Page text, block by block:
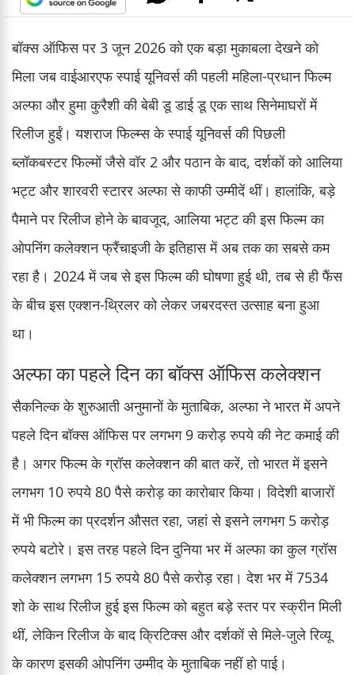
बॉक्स ऑफिस पर 3 जून 2026 को एक बड़ा मुकाबला देखने को
मिला जब वाईआरएफ स्पाई यूनिवर्स की पहली महिला-प्रधान फिल्म
अल्फा और हुमा कुरैशी की बेबी डू डाई डू एक साथ सिनेमाघरों में
रिलीज हुईं। यशराज फिल्म्स के स्पाई यूनिवर्स की पिछली
ब्लॉकबस्टर फिल्मों जैसे वॉर 2 और पठान के बाद, दर्शकों को आलिया
भट्ट और शारवरी स्टारर अल्फा से काफी उम्मीदें थीं। हालांकि, बड़े
पैमाने पर रिलीज होने के बावजूद, आलिया भट्ट की इस फिल्म का
ओपनिंग कलेक्शन फ्रैंचाइजी के इतिहास में अब तक का सबसे कम
रहा है। 2024 में जब से इस फिल्म की घोषणा हुई थी, तब से ही फैंस
के बीच इस एक्शन-थ्रिलर को लेकर जबरदस्त उत्साह बना हुआ
था।
अल्फा का पहले दिन का बॉक्स ऑफिस कलेक्शन
सैकनिल्क के शुरुआती अनुमानों के मुताबिक, अल्फा ने भारत में अपने
पहले दिन बॉक्स ऑफिस पर लगभग 9 करोड़ रुपये की नेट कमाई की
है। अगर फिल्म के ग्रॉस कलेक्शन की बात करें, तो भारत में इसने
लगभग 10 रुपये 80 पैसे करोड़ का कारोबार किया। विदेशी बाजारों
में भी फिल्म का प्रदर्शन औसत रहा, जहां से इसने लगभग 5 करोड़
रुपये बटोरे। इस तरह पहले दिन दुनिया भर में अल्फा का कुल ग्रॉस
कलेक्शन लगभग 15 रुपये 80 पैसे करोड़ रहा। देश भर में 7534
शो के साथ रिलीज हुई इस फिल्म को बहुत बड़े स्तर पर स्क्रीन मिली
थीं, लेकिन रिलीज के बाद क्रिटिक्स और दर्शकों से मिले-जुले रिव्यू
के कारण इसकी ओपनिंग उम्मीद के मुताबिक नहीं हो पाई।